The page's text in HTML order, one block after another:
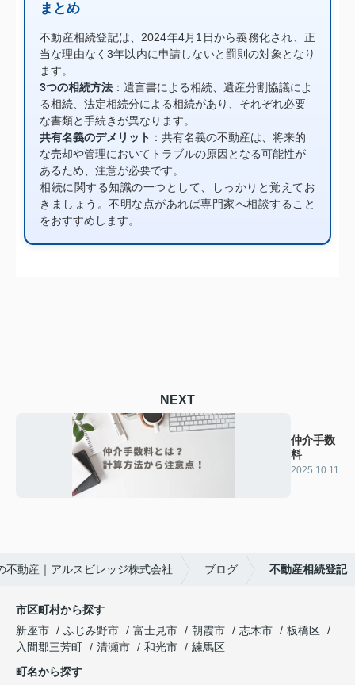
まとめ
不動産相続登記は、2024年4月1日から義務化され、正
当な理由なく3年以内に申請しないと罰則の対象となり
ます。
3つの相続方法 ：遺言書による相続、遺産分割協議によ
る相続、法定相続分による相続があり、それぞれ必要
な書類と手続きが異なります。
共有名義のデメリット ：共有名義の不動産は、将来的
な売却や管理においてトラブルの原因となる可能性が
あるため、注意が必要です。
相続に関する知識の一つとして、しっかりと覚えてお
きましょう。不明な点があれば専門家へ相談すること
をおすすめします。
NEXT
仲介手数
料
2025.10.11
不動産｜アルスビレッジ株式会社 ブログ 不動産相続登記
市区町村から探す
新座市
ふじみ野市 富士見市 朝霞市 志木市
板橋区
入間郡三芳町
清瀬市 和光市
練馬区
町名から探す